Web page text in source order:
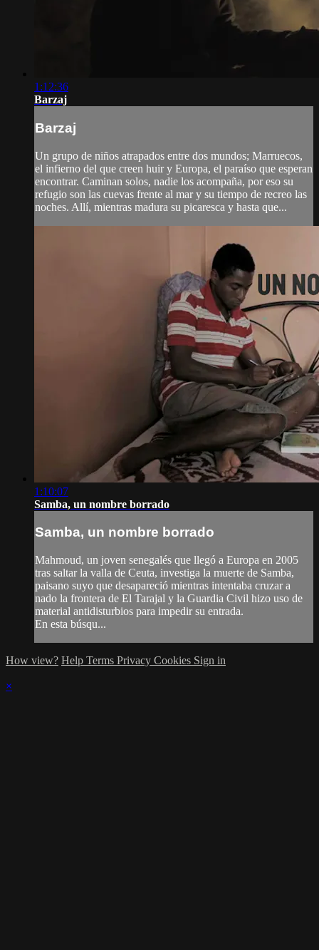
1:12:36
Barzaj
Barzaj
Un grupo de niños atrapados entre dos mundos; Marruecos,
el infierno del que creen huir y Europa, el paraíso que esperan
encontrar. Caminan solos, nadie los acompaña, por eso su
refugio son las cuevas frente al mar y su tiempo de recreo las
noches. Allí, mientras madura su picaresca y hasta que...
1:10:07
Samba, un nombre borrado
Samba, un nombre borrado
Mahmoud, un joven senegalés que llegó a Europa en 2005
tras saltar la valla de Ceuta, investiga la muerte de Samba,
paisano suyo que desapareció mientras intentaba cruzar a
nado la frontera de El Tarajal y la Guardia Civil hizo uso de
material antidisturbios para impedir su entrada.
En esta búsqu...
How view? Help Terms Privacy Cookies Sign in
×